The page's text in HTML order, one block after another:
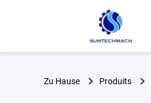
Zu Hause Produits